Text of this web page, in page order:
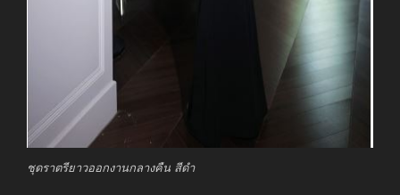
ชุดราตรียาวออกงานกลางคืน สีดำ